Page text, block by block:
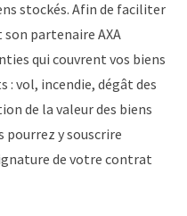
stockés. Afin de faciliter
son partenaire AXA
qui couvrent vos biens
: vol, incendie, dégât des
de la valeur des biens
pourrez y souscrire
de votre contrat